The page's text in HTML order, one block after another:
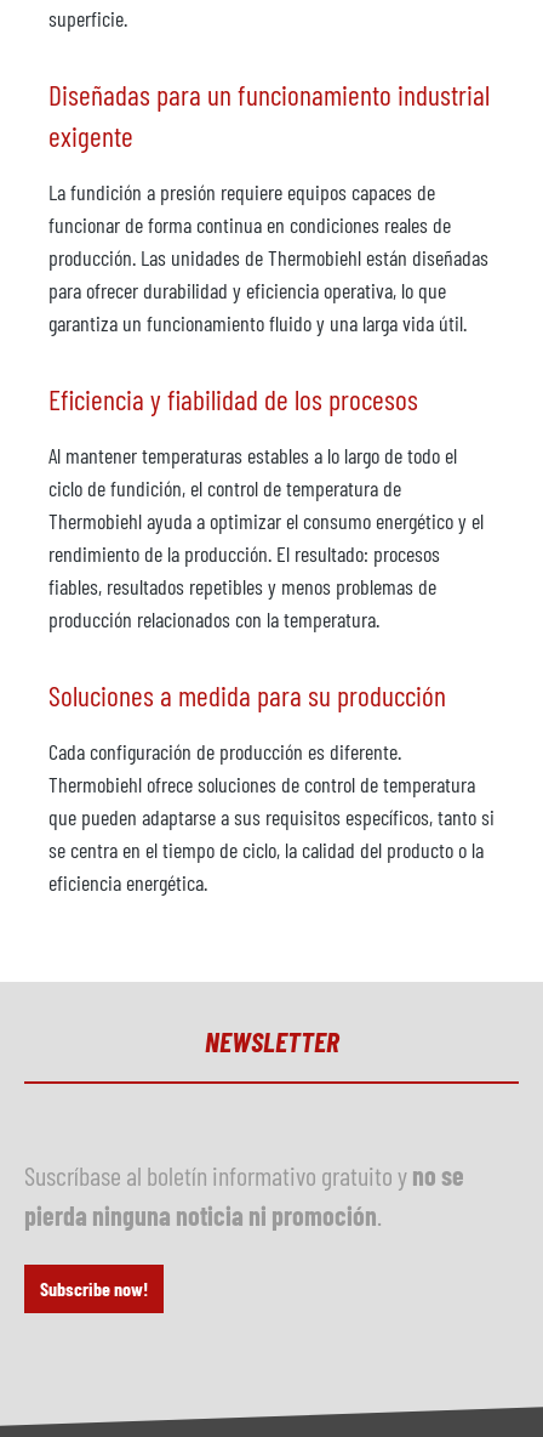
superficie.
Diseñadas para un funcionamiento industrial
exigente
La fundición a presión requiere equipos capaces de
funcionar de forma continua en condiciones reales de
producción. Las unidades de Thermobiehl están diseñadas
para ofrecer durabilidad y eficiencia operativa, lo que
garantiza un funcionamiento fluido y una larga vida útil.
Eficiencia y fiabilidad de los procesos
Al mantener temperaturas estables a lo largo de todo el
ciclo de fundición, el control de temperatura de
Thermobiehl ayuda a optimizar el consumo energético y el
rendimiento de la producción. El resultado: procesos
fiables, resultados repetibles y menos problemas de
producción relacionados con la temperatura.
Soluciones a medida para su producción
Cada configuración de producción es diferente.
Thermobiehl ofrece soluciones de control de temperatura
que pueden adaptarse a sus requisitos específicos, tanto si
se centra en el tiempo de ciclo, la calidad del producto o la
eficiencia energética.
NEWSLETTER
Suscríbase al boletín informativo gratuito yno se
pierda ninguna noticia ni promoción
Subscribe now!